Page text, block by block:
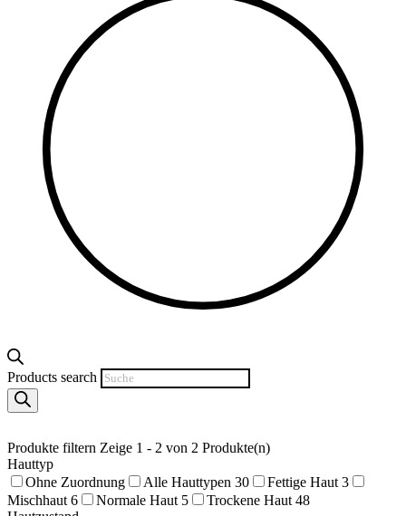
Products search
Produkte filtern Zeige 1 - 2 von 2 Produkte(n)
Hauttyp
Ohne Zuordnung
Alle Hauttypen 30 Fettige Haut 3
Mischhaut 6 Normale Haut 5 Trockene Haut 48